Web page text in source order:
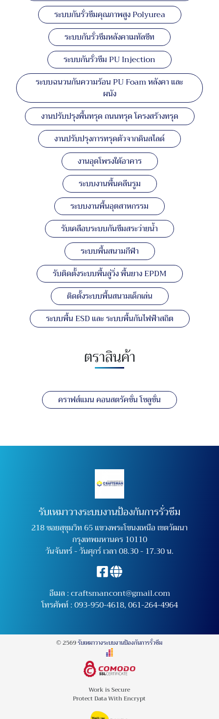
ระบบกันรั่วซึมคุณภาพสูง Polyurea
ระบบกันรั่วซึมหลังคาเมทัลชีท
ระบบกันรั่วซึม PU Injection
ระบบฉนวนกันความร้อน PU Foam หลังคา และ
ผนัง
งานปรับปรุงพื้นทรุด ถนนทรุด โครงสร้างทรุด
งานปรับปรุงการทรุดตัวจากดินสไลด์
งานอุดโพรงใต้อาคาร
ระบบงานพื้นคลีนรูม
ระบบงานพื้นอุตสาหกรรม
รับเคลือบระบบกันซึมสระว่ายน้ำ
ระบบพื้นสนามกีฬา
รับติดตั้งระบบพื้นลู่วิ่ง พื้นยาง EPDM
ติดตั้งระบบพื้นสนามเด็กเล่น
ระบบพื้น ESD และ ระบบพื้นกันไฟฟ้าสถิต
ตราสินค้า
คราฟส์แมน คอนสตรัคชั่น โซลูชั่น
รับเหมาวางระบบงานป้องกันการรั่วซึม
218 ซอยสุขุมวิท 65 แขวงพระโขนงเหนือ เขตวัฒนา
กรุงเทพมหานคร 10110
วันจันทร์ - วันศุกร์ เวลา 08.30 - 17.30 น.
อีเมล :craftsmancont@gmail.com
โทรศัพท์ :093-950-4618,061-264-4964
© 2569รับเหมาวางระบบงานป้องกันการรั่วซึม
Work is Secure
Protect Data With Encrypt